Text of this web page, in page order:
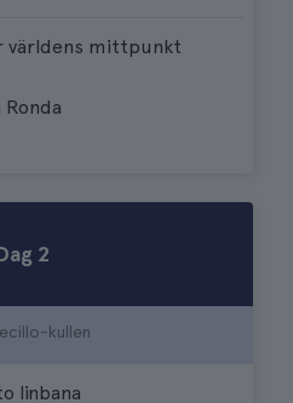
världens mittpunkt
Ronda
2
kullen
linbana